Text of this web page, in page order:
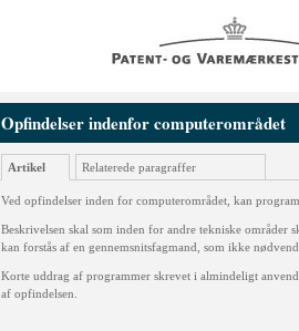
Opfindelser indenfor computerområdet
Artikel Relaterede paragraffer
Ved opfindelser inden for computerområdet, kan
Beskrivelsen skal som inden for andre tekniske områder
kan forstås af en gennemsnitsfagmand, som ikke
Korte uddrag af programmer skrevet i almindeligt
af opfindelsen.